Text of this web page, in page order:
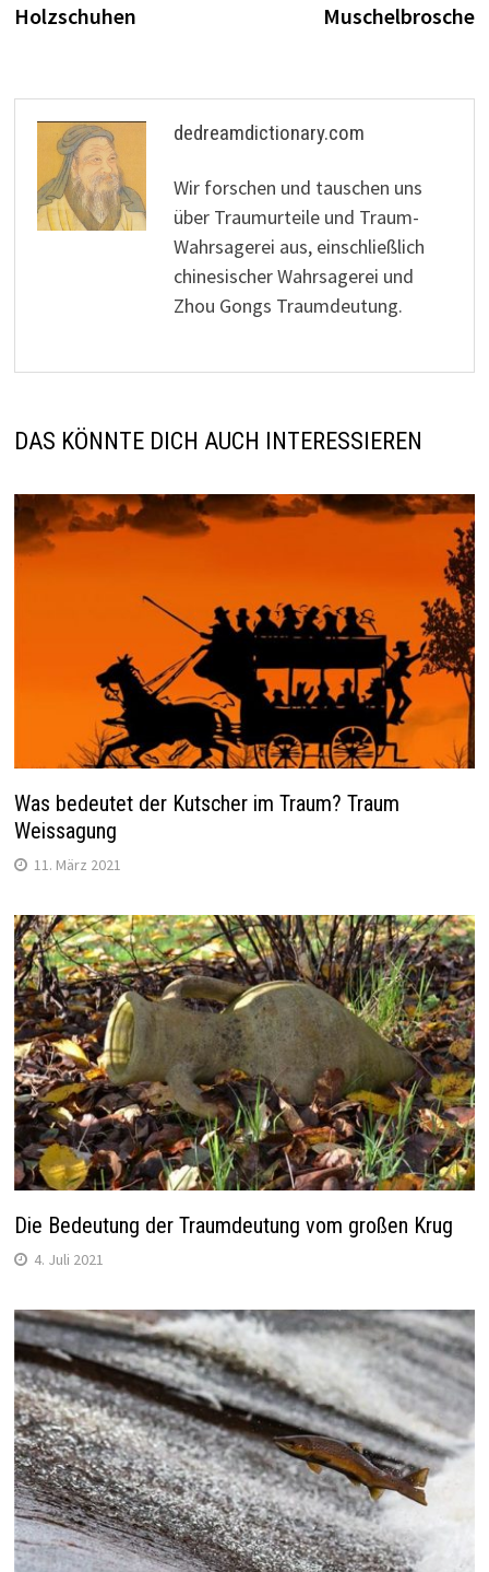
Holzschuhen
Muschelbrosche
dedreamdictionary.com
Wir forschen und tauschen uns
über Traumurteile und Traum-
Wahrsagerei aus, einschließlich
chinesischer Wahrsagerei und
Zhou Gongs Traumdeutung.
DAS KÖNNTE DICH AUCH INTERESSIEREN
Was bedeutet der Kutscher im Traum? Traum
Weissagung
11. März 2021
Die Bedeutung der Traumdeutung vom großen Krug
4. Juli 2021